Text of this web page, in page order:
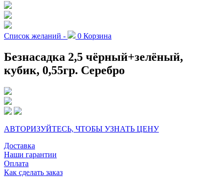
Список желаний - 0 Корзина
Безнасадка 2,5 чёрный+зелёный,
кубик, 0,55гр. Серебро
АВТОРИЗУЙТЕСЬ, ЧТОБЫ УЗНАТЬ ЦЕНУ
Доставка
Наши гарантии
Оплата
Как сделать заказ